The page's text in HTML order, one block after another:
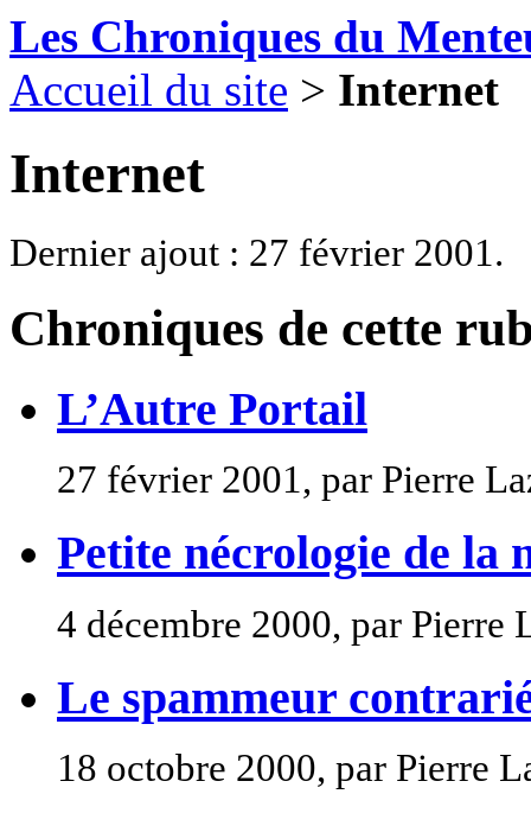
Les Chroniques du
Accueil du site > Internet
Internet
Dernier ajout : 27 février 2001.
Chroniques de cette
L’Autre Portail
27 février 2001, par Pierre
Petite nécrologie de la
4 décembre 2000, par Pierre
Le spammeur
18 octobre 2000, par Pierre